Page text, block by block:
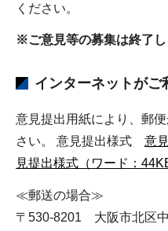
ください。
※ご意見等の募集は終了し
インターネットがご
意見提出用紙により、郵
さい。 意見提出様式 意
見提出様式（ワード：
≪郵送の場合≫
〒530-8201 大阪市北区